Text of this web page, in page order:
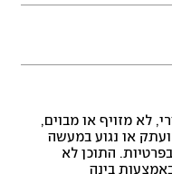
לא מזויף או מבוים,
או נגוע במעשה
התוכן לא
בינה